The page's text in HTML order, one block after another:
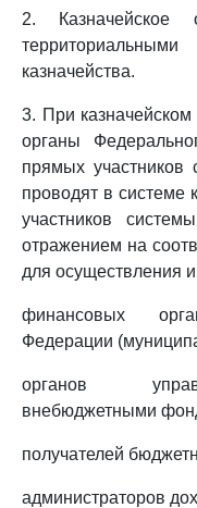
2. Казначейское
казначейства.
3. При
органы
прямых участников
проводят в системе
участников
отражением на
для осуществления
финансовых
Федерации
органов
внебюджетными
получателей
администраторов